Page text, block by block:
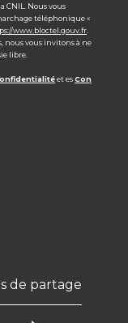
CNIL. Nous vous
téléphonique «
www.bloctel.gouv.fr
nous vous invitons à ne
libre.
et esCon
de partage